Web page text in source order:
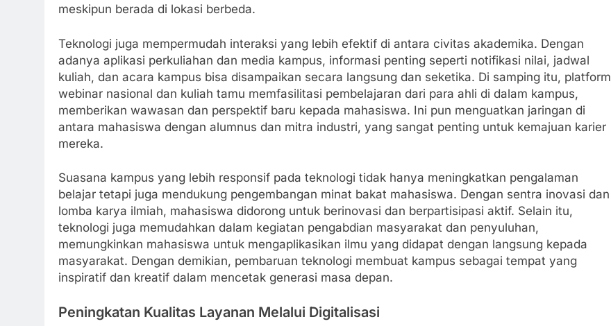
meskipun berada di lokasi berbeda.
Teknologi juga mempermudah interaksi yang lebih efektif di antara civitas akademika. Dengan
adanya aplikasi perkuliahan dan media kampus, informasi penting seperti notifikasi nilai, jadwal
kuliah, dan acara kampus bisa disampaikan secara langsung dan seketika. Di samping itu, platform
webinar nasional dan kuliah tamu memfasilitasi pembelajaran dari para ahli di dalam kampus,
memberikan wawasan dan perspektif baru kepada mahasiswa. Ini pun menguatkan jaringan di
antara mahasiswa dengan alumnus dan mitra industri, yang sangat penting untuk kemajuan karier
mereka.
Suasana kampus yang lebih responsif pada teknologi tidak hanya meningkatkan pengalaman
belajar tetapi juga mendukung pengembangan minat bakat mahasiswa. Dengan sentra inovasi dan
lomba karya ilmiah, mahasiswa didorong untuk berinovasi dan berpartisipasi aktif. Selain itu,
teknologi juga memudahkan dalam kegiatan pengabdian masyarakat dan penyuluhan,
memungkinkan mahasiswa untuk mengaplikasikan ilmu yang didapat dengan langsung kepada
masyarakat. Dengan demikian, pembaruan teknologi membuat kampus sebagai tempat yang
inspiratif dan kreatif dalam mencetak generasi masa depan.
Peningkatan Kualitas Layanan Melalui Digitalisasi